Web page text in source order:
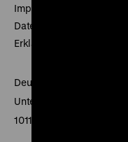
Impressum
Datenschutz
Erklärung digitale
Deutsches Historisches
Unter den Linden 2
10117 Berlin